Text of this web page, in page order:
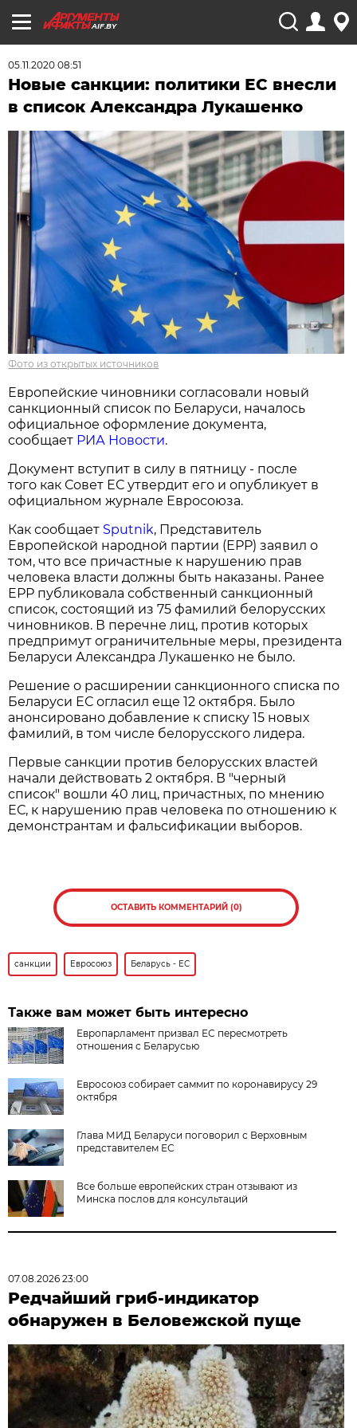
AIF.BY
05.11.2020 08:51
Новые санкции: политики ЕС внесли
в список Александра Лукашенко
Фото из открытых источников
Европейские чиновники согласовали новый
санкционный список по Беларуси, началось
официальное оформление документа,
сообщает РИА Новости.
Документ вступит в силу в пятницу - после
того как Совет ЕС утвердит его и опубликует в
официальном журнале Евросоюза.
Как сообщает Sputnik, Представитель
Европейской народной партии (ЕРР) заявил о
том, что все причастные к нарушению прав
человека власти должны быть наказаны. Ранее
ЕРР публиковала собственный санкционный
список, состоящий из 75 фамилий белорусских
чиновников. В перечне лиц, против которых
предпримут ограничительные меры, президента
Беларуси Александра Лукашенко не было.
Решение о расширении санкционного списка по
Беларуси ЕС огласил еще 12 октября. Было
анонсировано добавление к списку 15 новых
фамилий, в том числе белорусского лидера.
Первые санкции против белорусских властей
начали действовать 2 октября. В "черный
список" вошли 40 лиц, причастных, по мнению
ЕС, к нарушению прав человека по отношению к
демонстрантам и фальсификации выборов.
ОСТАВИТЬ КОММЕНТАРИЙ (0)
санкции Евросоюз Беларусь - ЕС
Также вам может быть интересно
Европарламент призвал ЕС пересмотреть
отношения с Беларусью
Евросоюз собирает саммит по коронавирусу 29
октября
Глава МИД Беларуси поговорил с Верховным
представителем ЕС
Все больше европейских стран отзывают из
Минска послов для консультаций
07.08.2026 23:00
Редчайший гриб-индикатор
обнаружен в Беловежской пуще